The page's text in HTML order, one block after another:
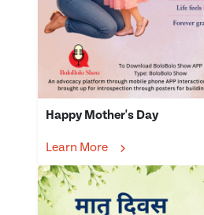
Happy Mother's Day
Learn More